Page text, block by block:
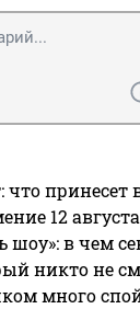
что принесет
12 августа
шоу»: в чем
никто не
много